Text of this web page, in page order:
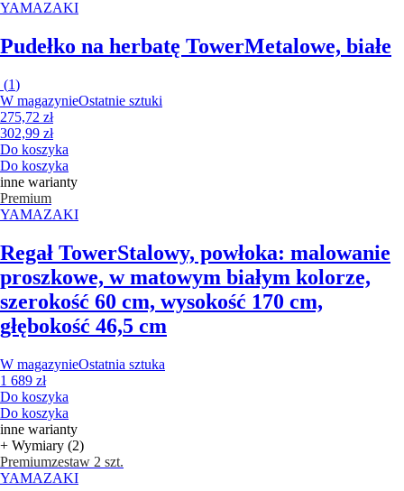
YAMAZAKI
Pudełko na herbatę TowerMetalowe, białe
(1)
W magazynieOstatnie sztuki
275,72 zł
302,99 zł
Do koszyka
Do koszyka
inne warianty
Premium
YAMAZAKI
Regał TowerStalowy, powłoka: malowanie
proszkowe, w matowym białym kolorze,
szerokość 60 cm, wysokość 170 cm,
głębokość 46,5 cm
W magazynieOstatnia sztuka
1 689 zł
Do koszyka
Do koszyka
inne warianty
+ Wymiary (2)
Premiumzestaw 2 szt.
YAMAZAKI